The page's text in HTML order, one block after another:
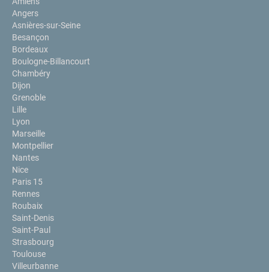
Angers
Asnières-sur-Seine
Besançon
Bordeaux
Boulogne-Billancourt
Chambéry
Dijon
Grenoble
Lille
Lyon
Marseille
Montpellier
Nantes
Nice
Paris 15
Rennes
Roubaix
Saint-Denis
Saint-Paul
Strasbourg
Toulouse
Villeurbanne